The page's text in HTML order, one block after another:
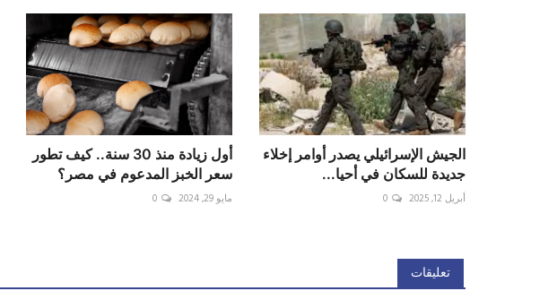
‏الجيش الإسرائيلي يصدر أوامر إخلاء
جديدة للسكان في أحيا...
أبريل 12, 2025 0
أول زيادة منذ 30 سنة.. كيف تطور
سعر الخبز المدعوم في مصر؟
مايو 29, 2024 0
تعليقات